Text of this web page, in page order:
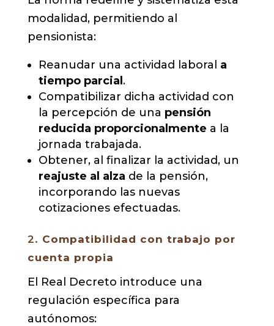
modalidad, permitiendo al
pensionista:
Reanudar una actividad laboral a
tiempo parcial .
Compatibilizar dicha actividad con
la percepción de una pensión
reducida proporcionalmente a la
jornada trabajada.
Obtener, al finalizar la actividad, un
reajuste al alza de la pensión,
incorporando las nuevas
cotizaciones efectuadas.
2. Compatibilidad con trabajo por
cuenta propia
El Real Decreto introduce una
regulación específica para
autónomos: